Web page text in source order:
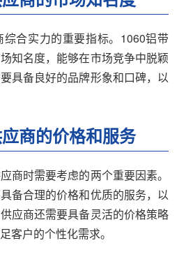
合实力的重要指标。1060铝带
知名度，能够在市场竞争中脱颖
具备良好的品牌形象和口碑，以
商的价格和服务
商时需要考虑的两个重要因素。
备合理的价格和优质的服务，以
应商还需要具备灵活的价格策略
客户的个性化需求。